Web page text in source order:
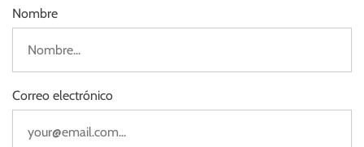
Nombre
Correo electrónico